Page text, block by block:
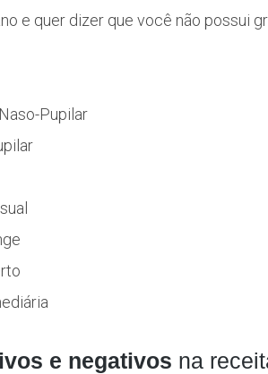
e quer dizer que você não possui
Pupilar
e negativos na